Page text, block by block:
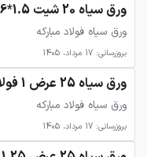
ورق سیاه 20 شیت 1.5*6 فولاد مبارکه
ورق سیاه فولاد مبارکه
بروزرسانی: 17 مرداد، 1405
ورق سیاه 25 عرض 1 فولاد مبارکه
ورق سیاه فولاد مبارکه
بروزرسانی: 17 مرداد، 1405